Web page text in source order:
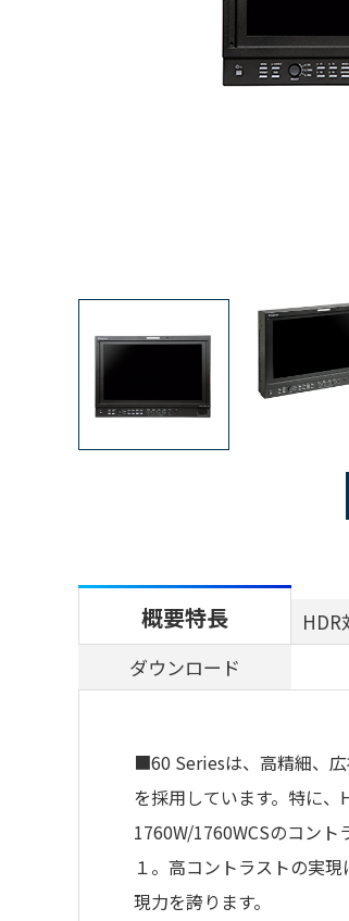
概要特長 HDR
ダウンロード
■60 Seriesは、高精細、
を採用しています。特に
1760W/1760WCSのコント
１。高コントラストの実
現力を誇ります。